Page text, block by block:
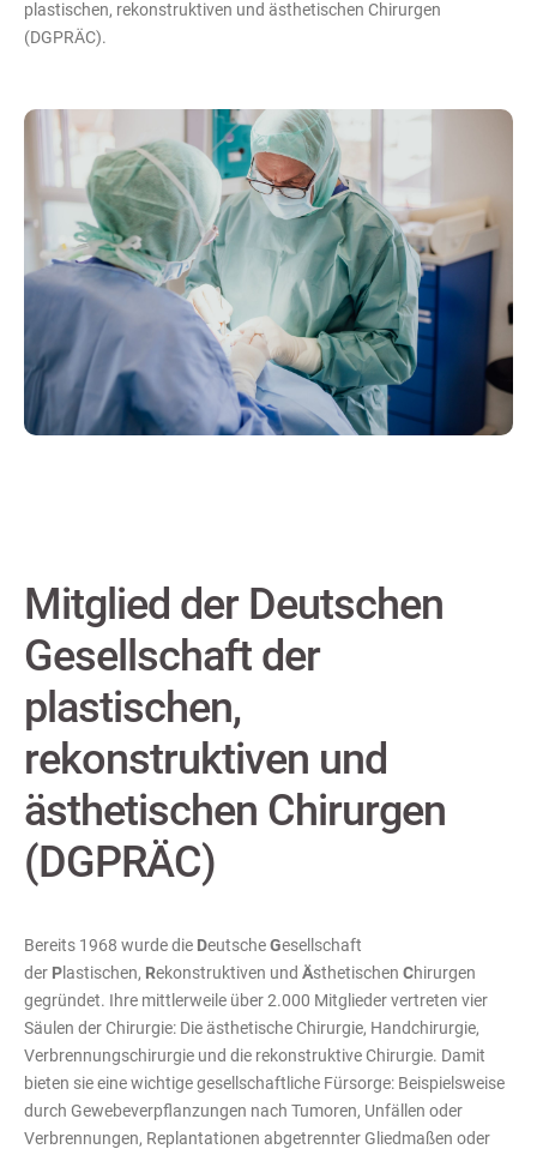
plastischen, rekonstruktiven und ästhetischen Chirurgen
(DGPRÄC).
Mitglied der Deutschen
Gesellschaft der
plastischen,
rekonstruktiven und
ästhetischen Chirurgen
(DGPRÄC)
Bereits 1968 wurde die DeutscheGesellschaft
der Plastischen, Rekonstruktiven und Ästhetischen Chirurgen
gegründet. Ihre mittlerweile über 2.000 Mitglieder vertreten vier
Säulen der Chirurgie: Die ästhetische Chirurgie, Handchirurgie,
Verbrennungschirurgie und die rekonstruktive Chirurgie. Damit
bieten sie eine wichtige gesellschaftliche Fürsorge: Beispielsweise
durch Gewebeverpflanzungen nach Tumoren, Unfällen oder
Verbrennungen, Replantationen abgetrennter Gliedmaßen oder